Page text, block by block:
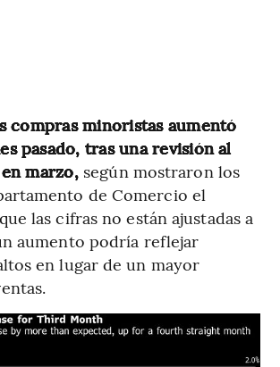
compras minoristas aumentó
pasado, tras una revisión al
marzo, según mostraron los
de Comercio el
las cifras no están ajustadas a
aumento podría reflejar
en lugar de un mayor